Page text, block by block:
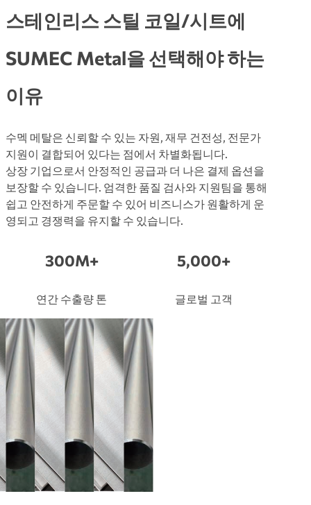
스테인리스 스틸 코일/시트에
SUMEC Metal을 선택해야 하는
이유
수멕 메탈은 신뢰할 수 있는 자원, 재무 건전성, 전문가
지원이 결합되어 있다는 점에서 차별화됩니다.
상장 기업으로서 안정적인 공급과 더 나은 결제 옵션을
보장할 수 있습니다. 엄격한 품질 검사와 지원팀을 통해
쉽고 안전하게 주문할 수 있어 비즈니스가 원활하게 운
영되고 경쟁력을 유지할 수 있습니다.
300M+
연간 수출량 톤
5,000+
글로벌 고객